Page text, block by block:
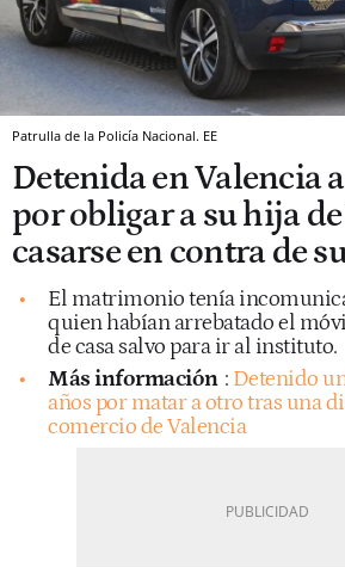
Patrulla de la Policía Nacional. EE
Detenida en Valencia
por obligar a su hija de
casarse en contra de
El matrimonio tenía
quien habían arrebatado el
de casa salvo para ir al instituto.
Más información : Detenido
años por matar a otro tras una
comercio de Valencia